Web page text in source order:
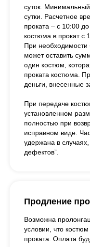
суток.
сутки. Расчетное
проката – с 10:00
костюма в прокат с
При необходимости
может оставить
один костюм,
проката костюма.
деньги, внесенные
При передаче
установленном
полностью при
исправном виде.
удержана в
дефектов”.
Продление
Возможна
условии, что
проката. Оплата